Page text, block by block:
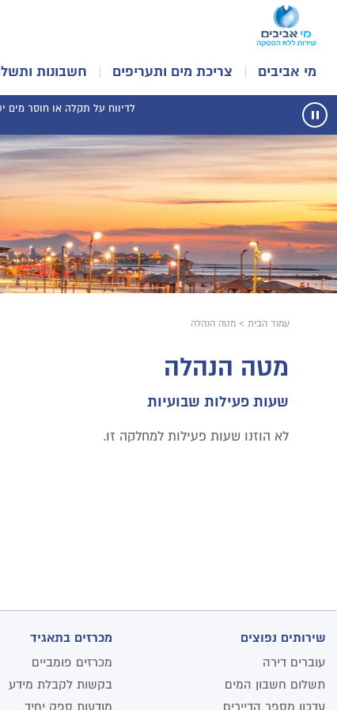
מי אביבים צריכת מים ותעריפים חשבונות
עצור
תנועת
רכיב
הודעות
לדיווח על תקלה או חוסר מים יש
עמוד הבית > מטה הנהלה
מטה הנהלה
שעות פעילות שבועיות
לא הוזנו שעות פעילות למחלקה זו.
שירותים נפוצים
עוברים דירה
תשלום חשבון המים
עדכון מספר הדיירים
מכרזים בתאגיד
מכרזים פומביים
בקשות לקבלת מידע
מודעות ספק יחיד